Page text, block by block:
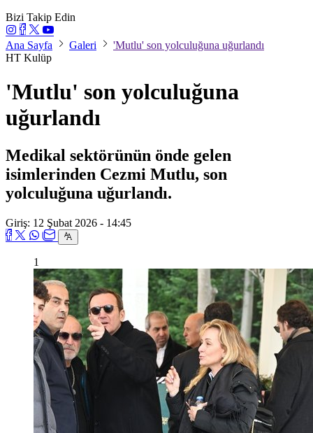
Bizi Takip Edin
Ana Sayfa Galeri
'Mutlu' son yolculuğuna uğurlandı
HT Kulüp
'Mutlu' son yolculuğuna
uğurlandı
Medikal sektörünün önde gelen
isimlerinden Cezmi Mutlu, son
yolculuğuna uğurlandı.
Giriş: 12 Şubat 2026 - 14:45
1